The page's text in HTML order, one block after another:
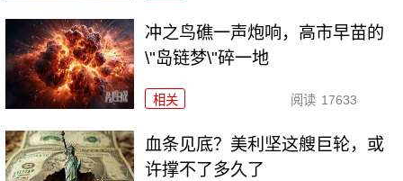
冲之鸟礁一声炮响，高市早苗的
\"岛链梦\"碎一地
相关 阅读 17633
血条见底？美利坚这艘巨轮，或
许撑不了多久了